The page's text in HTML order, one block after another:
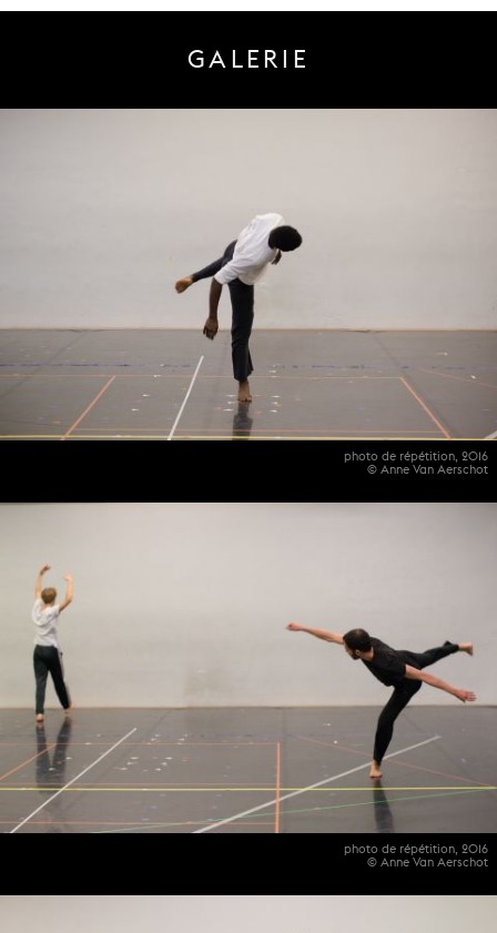
GALERIE
photo de répétition, 2016
© Anne Van Aerschot
photo de répétition, 2016
© Anne Van Aerschot